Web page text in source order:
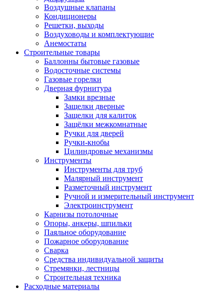
Воздушные клапаны
Кондиционеры
Решетки, выходы
Воздуховоды и комплектующие
Анемостаты
Строительные товары
Баллонны бытовые газовые
Водосточные системы
Газовые горелки
Дверная фурнитура
Замки врезные
Защелки дверные
Защелки для калиток
Защёлки межкомнатные
Ручки для дверей
Ручки-кнобы
Цилиндровые механизмы
Инструменты
Инструменты для труб
Малярный инструмент
Разметочный инструмент
Ручной и измерительный инструмент
Электроинструмент
Карнизы потолочные
Опоры, анкеры, шпильки
Паяльное оборудование
Пожарное оборудование
Сварка
Средства индивидуальной защиты
Стремянки, лестницы
Строительная техника
Расходные материалы